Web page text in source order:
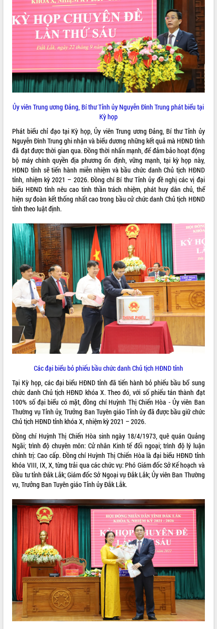
VIDEO
Loading the player...
Khám bệnh, cấp phát thuốc miễn phí
và tặng quà người dân xã Cư Pui
Hội nghị UBND tỉnh Đắk Lắk thường kỳ
tháng 7/2026
Lễ truy tặng danh hiệu “Bà Mẹ Việt
UBND tỉnh Đắk Lắk triển khai nhiệm
vụ 6 tháng cuối năm 2026
Kỳ họp thứ Hai, Hội đồng nhân dân
tỉnh khóa XI quyết nghị nhiều nội dung
quan trọng
Bí thư Tỉnh ủy Lương Nguyễn Minh
Triết thăm, tặng quà người có công với
cách mạng
văn hóa, thể thao đáp ứng yêu cầu
phát triển mới
Thường trực HĐND tỉnh Đắk Lắk gặp
mặt Đoàn chuyên gia y tế TP. Hồ Chí
Minh
Lễ truy điệu và an táng hài cốt liệt sĩ
tại Nghĩa trang Liệt sĩ xã Sơn Hòa
Bàn giải pháp tháo gỡ khó khăn trong
xuất khẩu sầu riêng và triển khai quy
định EUDR
Thứ trưởng Bộ Nông nghiệp và Môi
trường Nguyễn Hoàng Hiệp khảo sát
vùng trồng và doanh nghiệp đóng gói
sầu riêng tại Đắk Lắk
Trình diễn nghệ thuật chế biến các
món ăn từ sầu riêng
Đắk Lắk công bố Quy hoạch và xúc
tiến đầu tư tỉnh
Ngành cá ngừ Đắk Lắk chủ động thích
ứng để giữ vững thị trường xuất khẩu
Diễn đàn Kinh tế tư nhân Việt Nam đột
phá cơ chế - Hợp tác công tư
Đề án 06 tạo bước ngoặt đột phá trong
cải cách hành chính tỉnh Đắk Lắk
Kết nối tour, đẩy mạnh chuyển đổi số
để phát triển du lịch Đắk Lắk
Khởi động Dự án Đầu tư xây dựng hạ
tầng kỹ thuật Cụm công nghiệp Tân
Gặp mặt các cơ quan báo chí nhân Kỷ
niệm 101 năm Ngày Báo chí Cách
mạng Việt Nam
Đắk Lắk sơ kết 4 năm triển khai thực
hiện Đề án 06 của Chính phủ
Họp báo thông tin về Hội nghị Công bố
Quy hoạch và Xúc tiến đầu tư tỉnh Đắk
Lắk
ALBUM ẢNH
LIÊN KẾT WEB
THỐNG KÊ TRUY CẬP
Hôm nay:
36255
Tất cả: 66081578
Ủy viên Trung ương Đảng, Bí thư Tỉnh ủy Nguyễn Đình Trung phát biểu tại
Kỳ họp
Phát biểu chỉ đạo tại Kỳ họp, Ủy viên Trung ương Đảng, Bí thư Tỉnh ủy
Nguyễn Đình Trung ghi nhận và biểu dương những kết quả mà HĐND tỉnh
đã đạt được thời gian qua. Đồng thời nhấn mạnh, để đảm bảo hoạt động
bộ máy chính quyền địa phương ổn định, vững mạnh, tại kỳ họp này,
HĐND tỉnh sẽ tiến hành miễn nhiệm và bầu chức danh Chủ tịch HĐND
tỉnh, nhiệm kỳ 2021 – 2026. Đồng chí Bí thư Tỉnh ủy đề nghị các vị đại
biểu HĐND tỉnh nêu cao tinh thần trách nhiệm, phát huy dân chủ, thể
hiện sự đoàn kết thống nhất cao trong bầu cử chức danh Chủ tịch HĐND
tỉnh theo luật định.
Các đại biểu bỏ phiếu bầu chức danh Chủ tịch HĐND tỉnh
Tại Kỳ họp, các đại biểu HĐND tỉnh đã tiến hành bỏ phiếu bầu bổ sung
chức danh Chủ tịch HĐND khóa X. Theo đó, với số phiếu tán thành đạt
100% số đại biểu có mặt, đồng chí Huỳnh Thị Chiến Hòa - Ủy viên Ban
Thường vụ Tỉnh ủy, Trưởng Ban Tuyên giáo Tỉnh ủy đã được bầu giữ chức
Chủ tịch HĐND tỉnh khóa X, nhiệm kỳ 2021 – 2026.
Đồng chí Huỳnh Thị Chiến Hòa sinh ngày 18/4/1973, quê quán Quảng
Ngãi; trình độ chuyên môn: Cử nhân Kinh tế đối ngoại; trình độ lý luận
chính trị: Cao cấp. Đồng chí Huỳnh Thị Chiến Hòa là đại biểu HĐND tỉnh
khóa VIII, IX, X, từng trải qua các chức vụ: Phó Giám đốc Sở Kế hoạch và
Đầu tư tỉnh Đắk Lắk; Giám đốc Sở Ngoại vụ Đắk Lắk; Ủy viên Ban Thường
vụ, Trưởng Ban Tuyên giáo Tỉnh ủy Đắk Lắk.